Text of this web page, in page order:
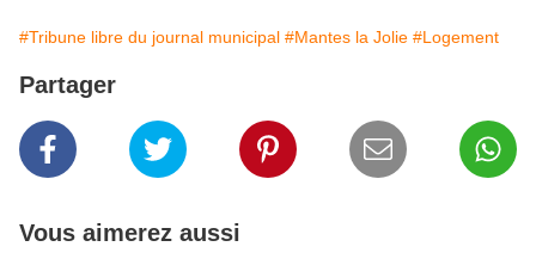
#Tribune libre du journal municipal #Mantes la Jolie #Logement
Partager
Vous aimerez aussi